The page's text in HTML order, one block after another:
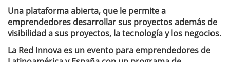
Una plataforma abierta, que le permite a
emprendedores desarrollar sus proyectos además de
visibilidad a sus proyectos, la tecnología y los negocios.
La Red Innova es un evento para emprendedores de